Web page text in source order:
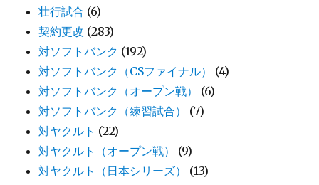
壮行試合 (6)
契約更改 (283)
対ソフトバンク (192)
対ソフトバンク（CSファイナル）
(4)
対ソフトバンク（オープン戦）
(6)
対ソフトバンク（練習試合）
(7)
対ヤクルト (22)
対ヤクルト（オープン戦）
(9)
対ヤクルト（日本シリーズ）
(13)